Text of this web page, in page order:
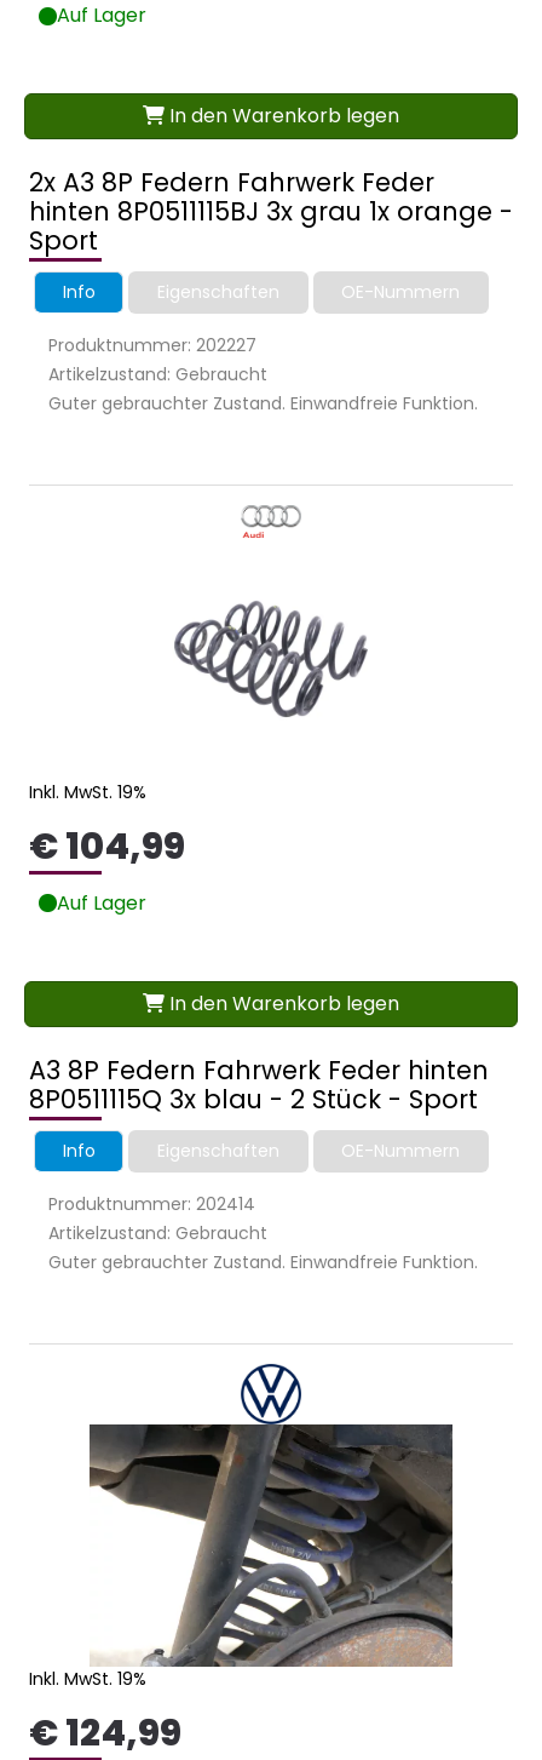
2x A3 8P Federn Fahrwerk Feder
hinten 8P0511115BJ 3x grau 1x orange -
Sport
Info Eigenschaften OE-Nummern
Produktnummer: 202227
Artikelzustand: Gebraucht
Guter gebrauchter Zustand. Einwandfreie Funktion.
Auf Lager
In den Warenkorb legen
A3 8P Federn Fahrwerk Feder hinten
8P0511115Q 3x blau - 2 Stück - Sport
Info Eigenschaften OE-Nummern
Produktnummer: 202414
Artikelzustand: Gebraucht
Guter gebrauchter Zustand. Einwandfreie Funktion.
Inkl. MwSt. 19%
€ 104,99
Auf Lager
In den Warenkorb legen
Inkl. MwSt. 19%
€ 124,99